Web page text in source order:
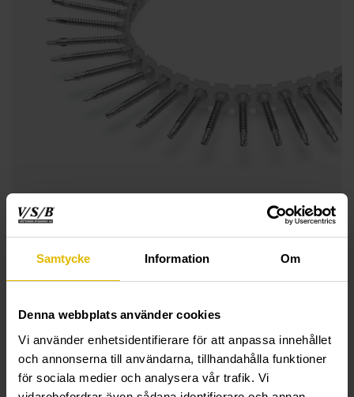
Samtycke Information Om
Denna webbplats använder cookies
Vi använder enhetsidentifierare för att anpassa innehållet
och annonserna till användarna, tillhandahålla funktioner
för sociala medier och analysera vår trafik. Vi